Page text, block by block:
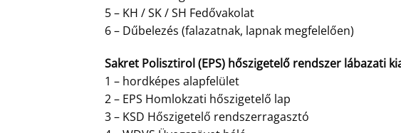
5 – KH / SK / SH Fedővakolat
6 – Dűbelezés (falazatnak, lapnak megfelelően)
Sakret Polisztirol (EPS) hőszigetelő rendszer lábazati
1 – hordképes alapfelület
2 – EPS Homlokzati hőszigetelő lap
3 – KSD Hőszigetelő rendszerragasztó